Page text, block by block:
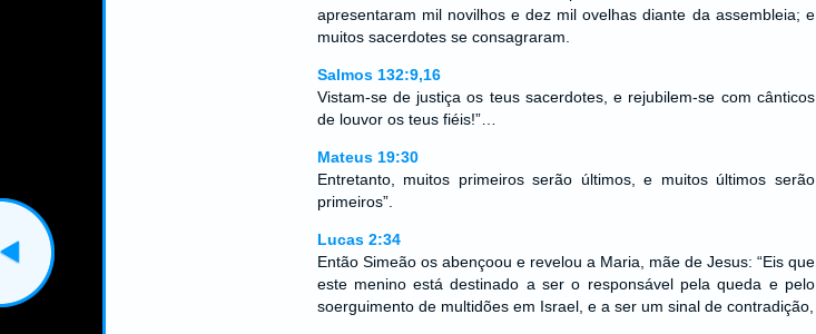
apresentaram mil novilhos e dez mil ovelhas diante da assembleia; e
muitos sacerdotes se consagraram.
Salmos 132:9,16
Vistam-se de justiça os teus sacerdotes, e rejubilem-se com cânticos
de louvor os teus fiéis!”…
Mateus 19:30
Entretanto, muitos primeiros serão últimos, e muitos últimos serão
primeiros”.
Lucas 2:34
Então Simeão os abençoou e revelou a Maria, mãe de Jesus: “Eis que
este menino está destinado a ser o responsável pela queda e pelo
soerguimento de multidões em Israel, e a ser um sinal de contradição,